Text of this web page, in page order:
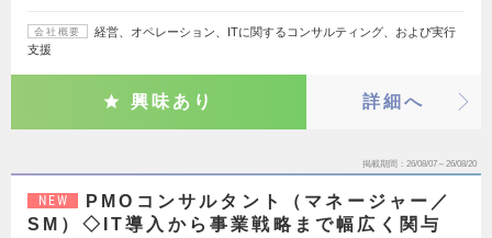
会社概要
経営、オペレーション、ITに関するコンサルティング、および実行
支援
興味あり 詳細へ
掲載期間 26/08/07～26/08/20
NEW
PMOコンサルタント（マネージャー／
SM）◇IT導入から事業戦略まで幅広く関与